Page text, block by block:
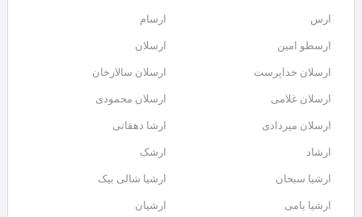
ارس ارسام
ارسطو امین ارسلان
ارسلان خداپرست ارسلان سالارخان
ارسلان غلامی ارسلان محمودی
ارسلان میردادی ارشا دهقانی
ارشاد ارشک
ارشیا سبحان ارشیا شالی بیک
ارشیا یامی ارشیان